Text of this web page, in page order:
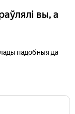
вы, а
падобныя да